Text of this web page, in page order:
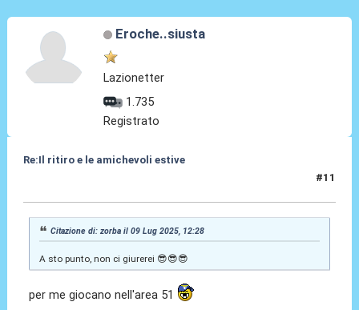
Eroche..siusta
Lazionetter
1.735
Registrato
Re:Il ritiro e le amichevoli estive
#11
Citazione di: zorba il 09 Lug 2025, 12:28
A sto punto, non ci giurerei 😎😎😎
per me giocano nell'area 51